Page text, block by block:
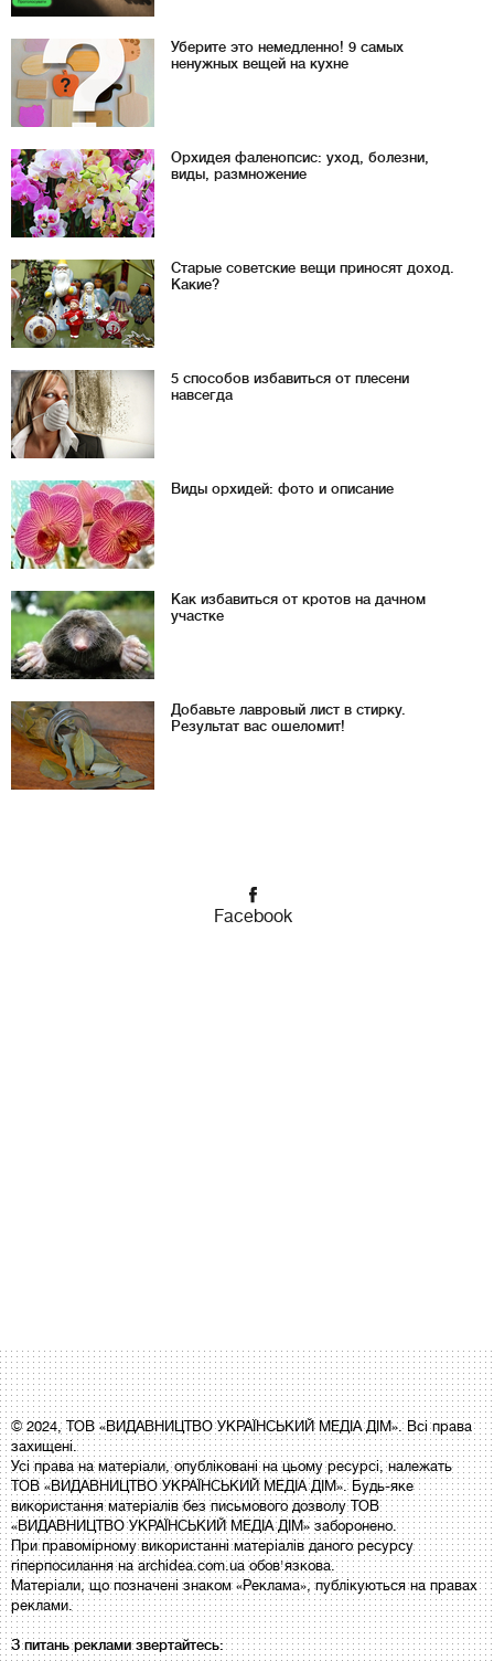
Уберите это немедленно! 9 самых
ненужных вещей на кухне
Орхидея фаленопсис: уход, болезни,
виды, размножение
Старые советские вещи приносят доход.
Какие?
5 способов избавиться от плесени
навсегда
Виды орхидей: фото и описание
Как избавиться от кротов на дачном
участке
Добавьте лавровый лист в стирку.
Результат вас ошеломит!
Facebook
© 2024, ТОВ «ВИДАВНИЦТВО УКРАЇНСЬКИЙ МЕДІА ДІМ». Всі права
захищені.
Усі права на матеріали, опубліковані на цьому ресурсі, належать
ТОВ «ВИДАВНИЦТВО УКРАЇНСЬКИЙ МЕДІА ДІМ». Будь-яке
використання матеріалів без письмового дозволу ТОВ
«ВИДАВНИЦТВО УКРАЇНСЬКИЙ МЕДІА ДІМ» заборонено.
При правомірному використанні матеріалів даного ресурсу
гіперпосилання на archidea.com.ua обов'язкова.
Матеріали, що позначені знаком «Реклама», публікуються на правах
реклами.
З питань реклами звертайтесь: